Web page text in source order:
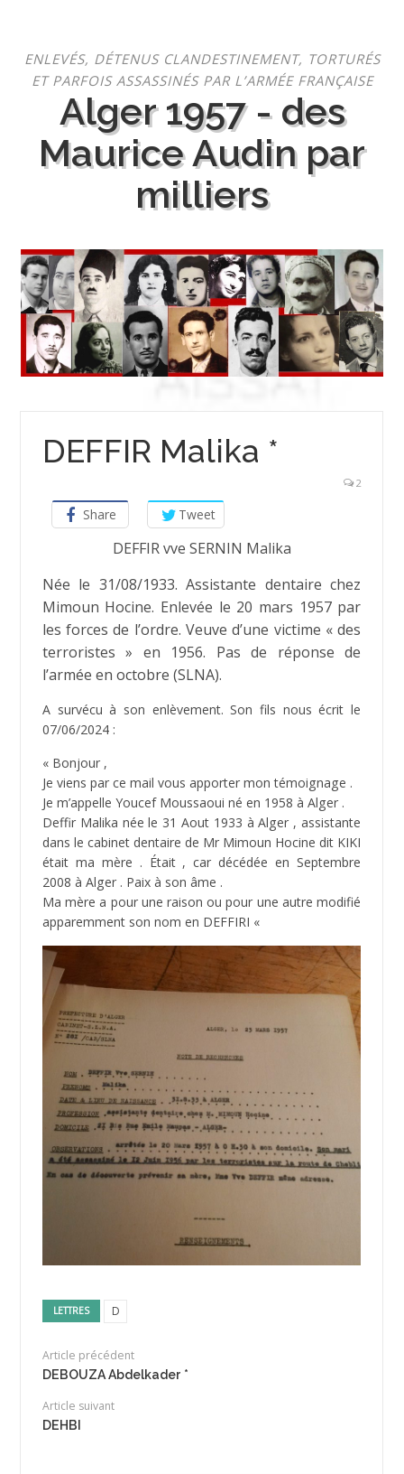
contenu
ENLEVÉS, DÉTENUS CLANDESTINEMENT, TORTURÉS
ET PARFOIS ASSASSINÉS PAR L’ARMÉE FRANÇAISE
Alger 1957 - des
Maurice Audin par
milliers
DEFFIR Malika *
2
Share Tweet
DEFFIR vve SERNIN Malika
Née le 31/08/1933. Assistante dentaire chez
Mimoun Hocine. Enlevée le 20 mars 1957 par
les forces de l’ordre. Veuve d’une victime « des
terroristes » en 1956. Pas de réponse de
l’armée en octobre (SLNA).
A survécu à son enlèvement. Son fils nous écrit le
07/06/2024 :
« Bonjour ,
Je viens par ce mail vous apporter mon témoignage .
Je m’appelle Youcef Moussaoui né en 1958 à Alger .
Deffir Malika née le 31 Aout 1933 à Alger , assistante
dans le cabinet dentaire de Mr Mimoun Hocine dit KIKI
était ma mère . Était , car décédée en Septembre
2008 à Alger . Paix à son âme .
Ma mère a pour une raison ou pour une autre modifié
apparemment son nom en DEFFIRI «
LETTRES D
Article précédent
DEBOUZA Abdelkader *
Article suivant
DEHBI